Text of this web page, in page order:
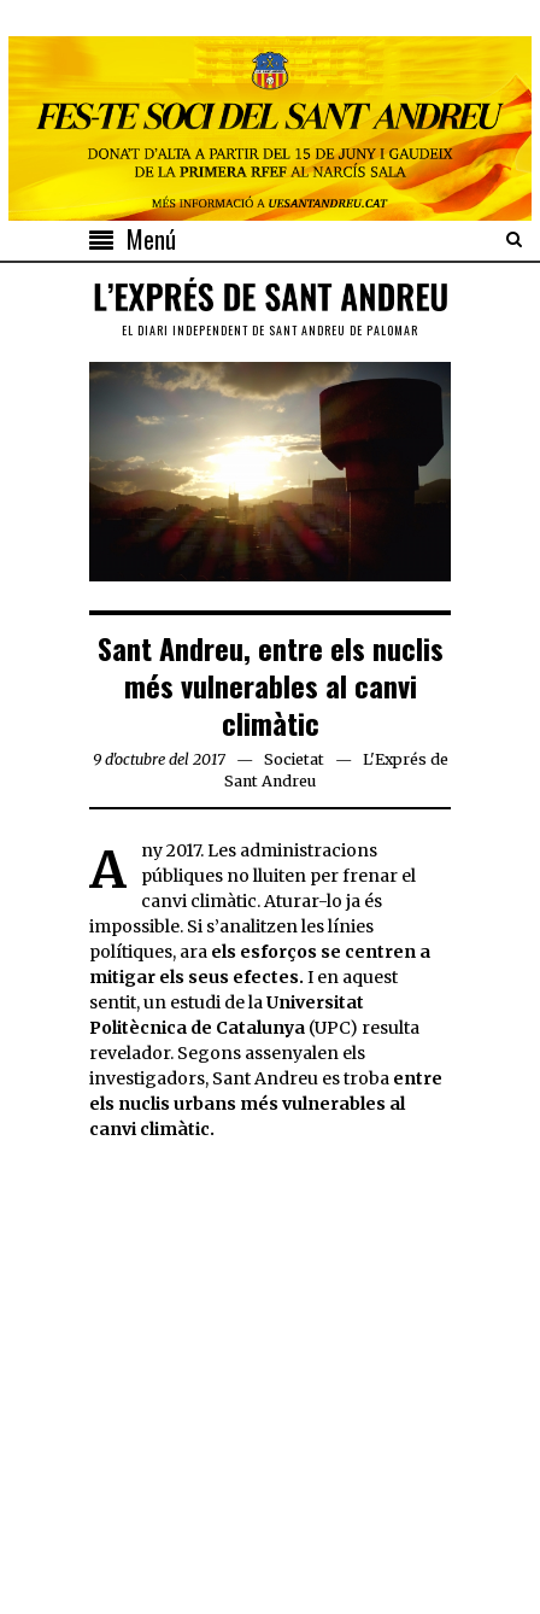
Menú
EL DIARI INDEPENDENT DE SANT ANDREU DE PALOMAR
Sant Andreu, entre els nuclis
més vulnerables al canvi
climàtic
9 d'octubre del 2017 Societat
L'Exprés de
Sant Andreu
Any 2017. Les administracions
públiques no lluiten per frenar el
canvi climàtic. Aturar-lo ja és
impossible. Si s’analitzen les línies
polítiques, ara els esforços se centren a
mitigar els seus efectes. I en aquest
sentit, un estudi de laUniversitat
Politècnica de Catalunya (UPC) resulta
revelador. Segons assenyalen els
investigadors, Sant Andreu es troba entre
els nuclis urbans més vulnerables al
canvi climàtic.